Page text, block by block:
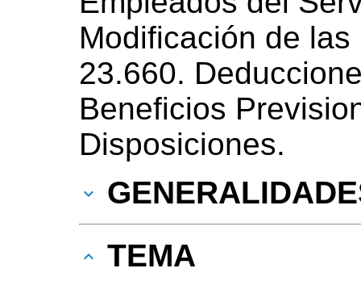
Modificación de
23.660.
Beneficios
Disposiciones.
TEMA